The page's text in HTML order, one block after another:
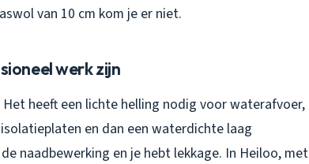
van 10 cm kom je er niet.
werk zijn
heeft een lichte helling nodig voor waterafvoer,
en dan een waterdichte laag
naadbewerking en je hebt lekkage. In Heiloo, met